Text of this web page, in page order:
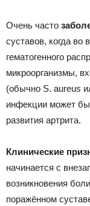
Очень часто
суставов, когда во
гематогенного
микроорганизмы,
(обычно S. aureus
инфекции может
развития артрита.
Клинические
начинается с
возникновения
поражённом